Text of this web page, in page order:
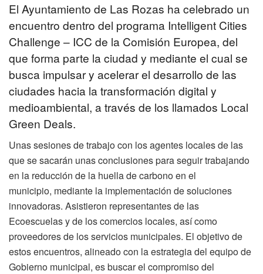
El Ayuntamiento de Las Rozas ha celebrado un
encuentro dentro del programa Intelligent Cities
Challenge – ICC de la Comisión Europea, del
que forma parte la ciudad y mediante el cual se
busca impulsar y acelerar el desarrollo de las
ciudades hacia la transformación digital y
medioambiental, a través de los llamados Local
Green Deals.
Unas sesiones de trabajo con los agentes locales de las
que se sacarán unas conclusiones para seguir trabajando
en la reducción de la huella de carbono en el
municipio, mediante la implementación de soluciones
innovadoras. Asistieron representantes de las
Ecoescuelas y de los comercios locales, así como
proveedores de los servicios municipales. El objetivo de
estos encuentros, alineado con la estrategia del equipo de
Gobierno municipal, es buscar el compromiso del